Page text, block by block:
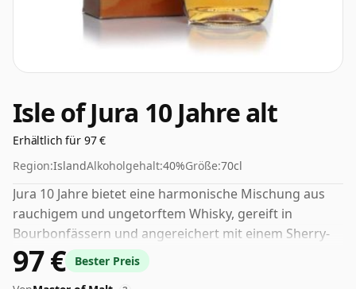
Isle of Jura 10 Jahre alt
Erhältlich für 97 €
Region:IslandAlkoholgehalt:40%Größe:70cl
Jura 10 Jahre bietet eine harmonische Mischung aus
rauchigem und ungetorftem Whisky, gereift in
Bourbonfässern und angereichert mit einem Sherry-
Finish. Duftende Aromen von salzigem Haferbrei,
süßer Erdbeermarmelade und prallen Rosinen
97 €
Bester Preis